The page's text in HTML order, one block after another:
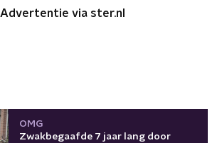
Advertentie via ster.nl
OMG
Zwakbegaafde 7 jaar lang door